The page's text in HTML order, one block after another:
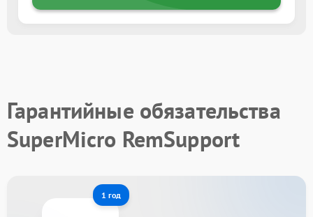
Гарантийные обязательства
SuperMicro RemSupport
1 год